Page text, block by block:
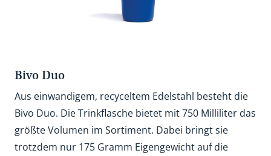
Bivo Duo
Aus einwandigem, recyceltem Edelstahl besteht die
Bivo Duo. Die Trinkflasche bietet mit 750 Milliliter das
größte Volumen im Sortiment. Dabei bringt sie
trotzdem nur 175 Gramm Eigengewicht auf die